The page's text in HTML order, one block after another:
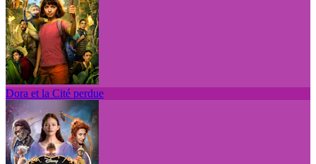
Dora et la Cité perdue